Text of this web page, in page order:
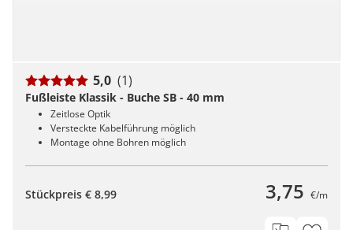
5,0 (1)
Fußleiste Klassik - Buche SB - 40 mm
Zeitlose Optik
Versteckte Kabelführung möglich
Montage ohne Bohren möglich
Stückpreis € 8,99 3,75 €/m